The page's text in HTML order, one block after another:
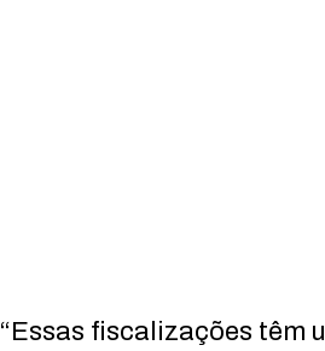
“Essas fiscalizações têm